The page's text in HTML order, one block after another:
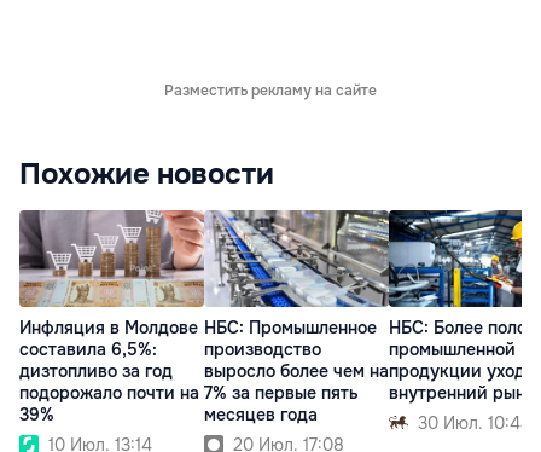
Разместить рекламу на сайте
Похожие новости
Инфляция в Молдове
составила 6,5%:
дизтопливо за год
подорожало почти на
39%
10 Июл. 13:14
НБС: Промышленное
производство
выросло более чем на
7% за первые пять
месяцев года
20 Июл. 17:08
НБС: Более
промышленной
продукции
внутренний
30 Июл. 10:44